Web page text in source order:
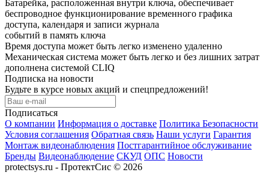
Батарейка, расположенная внутри ключа, обеспечивает
беспроводное функционирование временного графика
доступа, календаря и записи журнала
событий в память ключа
Время доступа может быть легко изменено удаленно
Механическая система может быть легко и без лишних затрат
дополнена системой CLIQ
Подписка на новости
Будьте в курсе новых акций и спецпредложений!
Подписаться
О компании Информация о доставке Политика Безопасности
Условия соглашения Обратная связь Наши услуги Гарантия
Монтаж видеонаблюдения Постгарантийное обслуживание
Бренды Видеонаблюдение СКУД ОПС Новости
protectsys.ru - ПротектСис © 2026